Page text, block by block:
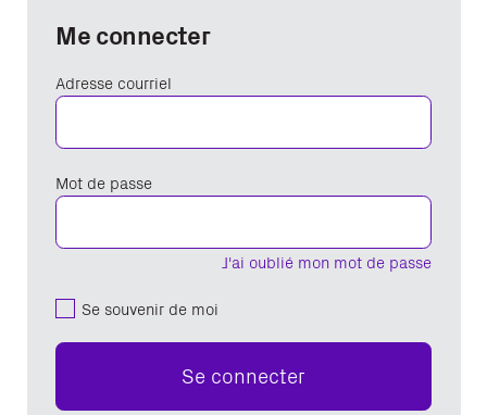
Me connecter
Adresse courriel
J'ai oublié mon mot de passe
Mot de passe
Se souvenir de moi
Se connecter